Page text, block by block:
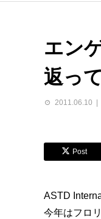
エン
返っ
2011.06.10
Post
ASTD
今年はフロ